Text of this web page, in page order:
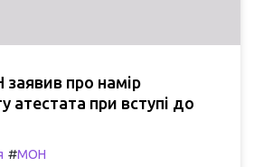
про намір
атестата при вступі до
#МОН